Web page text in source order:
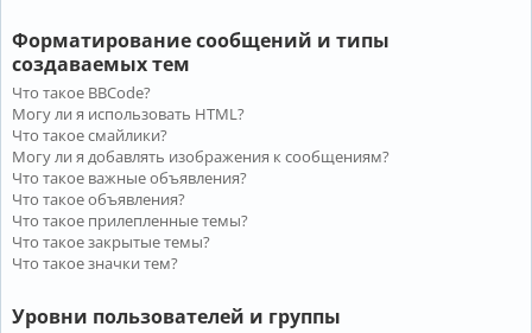
Форматирование сообщений и типы
создаваемых тем
Что такое BBCode?
Могу ли я использовать HTML?
Что такое смайлики?
Могу ли я добавлять изображения к сообщениям?
Что такое важные объявления?
Что такое объявления?
Что такое прилепленные темы?
Что такое закрытые темы?
Что такое значки тем?
Уровни пользователей и группы